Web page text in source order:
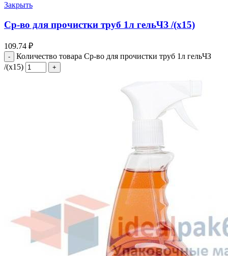
Закрыть
Cр-во для прочистки труб 1л гельЧЗ /(х15)
109.74 ₽
Количество товара Cр-во для прочистки труб 1л гельЧЗ
/(х15)